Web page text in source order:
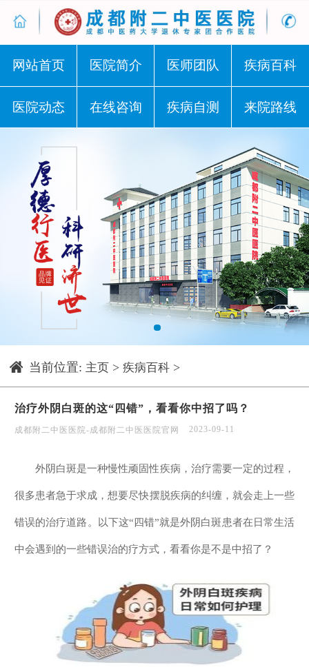
网站首页 医院简介 医师团队 疾病百科
医院动态 在线咨询 疾病自测 来院路线
1
当前位置: 主页 > 疾病百科 >
治疗外阴白斑的这“四错”，看看你中招了吗？
成都附二中医医院-成都附二中医医院官网 2023-09-11
外阴白斑是一种慢性顽固性疾病，治疗需要一定的过程，
很多患者急于求成，想要尽快摆脱疾病的纠缠，就会走上一些
错误的治疗道路。以下这“四错”就是外阴白斑患者在日常生活
中会遇到的一些错误治的疗方式，看看你是不是中招了？